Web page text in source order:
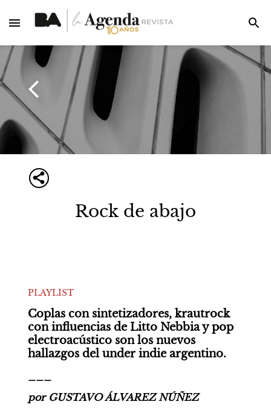
Rock de abajo
PLAYLIST
Coplas con sintetizadores, krautrock
con influencias de Litto Nebbia y pop
electroacústico son los nuevos
hallazgos del under indie argentino.
por GUSTAVO ÁLVAREZ NÚÑEZ